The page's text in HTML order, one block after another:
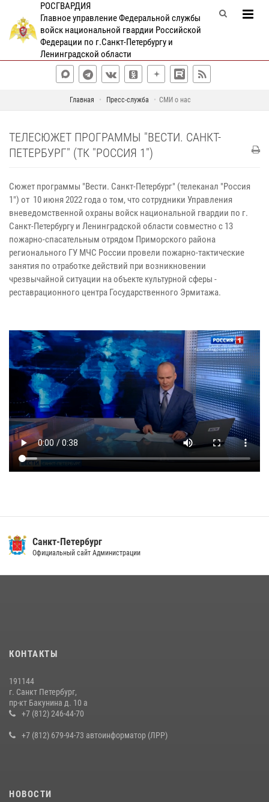
РОСГВАРДИЯ
Главное управление Федеральной службы
войск национальной гвардии Российской
Федерации по г.Санкт-Петербургу и
Ленинградской области
Главная Пресс-служба СМИ о нас
ТЕЛЕСЮЖЕТ ПРОГРАММЫ "ВЕСТИ. САНКТ-
ПЕТЕРБУРГ" (ТК "РОССИЯ 1")
Сюжет программы "Вести. Санкт-Петербург" (телеканал "Россия
1") от 10 июня 2022 года о том, что сотрудники Управления
вневедомственной охраны войск национальной гвардии по г.
Санкт-Петербургу и Ленинградской области совместно с 13
пожарно-спасательным отрядом Приморского района
регионального ГУ МЧС России провели пожарно-тактические
занятия по отработке действий при возникновении
чрезвычайной ситуации на объекте культурной сферы -
реставрационного центра Государственного Эрмитажа.
Санкт-Петербург
Официальный сайт Администрации
КОНТАКТЫ
191144
г. Санкт Петербург,
пр-кт Бакунина д. 10 а
+7 (812) 246-44-70
+7 (812) 679-94-73 автоинформатор (ЛРР)
НОВОСТИ